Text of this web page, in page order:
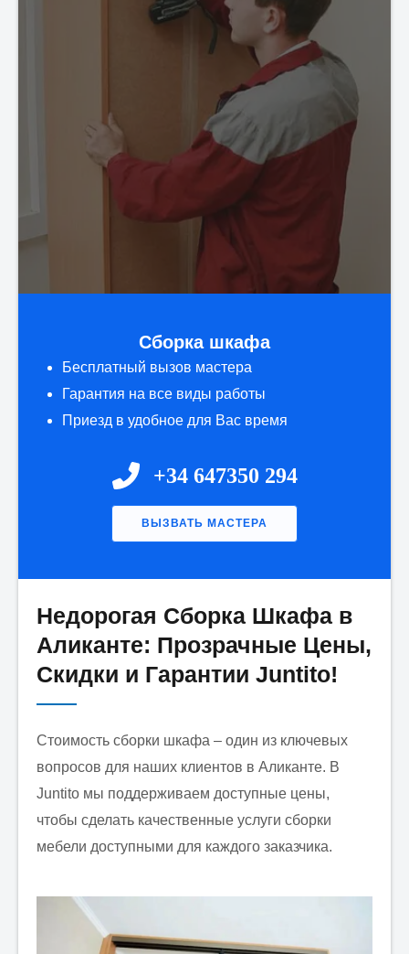
Сборка шкафа
Бесплатный вызов мастера
Гарантия на все виды работы
Приезд в удобное для Вас время
+34 647350 294
ВЫЗВАТЬ МАСТЕРА
Имя:*
Заявка:
Недорогая Сборка Шкафа в
Аликанте: Прозрачные Цены,
Скидки и Гарантии Juntito!
Стоимость сборки шкафа – один из ключевых
вопросов для наших клиентов в Аликанте. В
Juntito мы поддерживаем доступные цены,
чтобы сделать качественные услуги сборки
мебели доступными для каждого заказчика.